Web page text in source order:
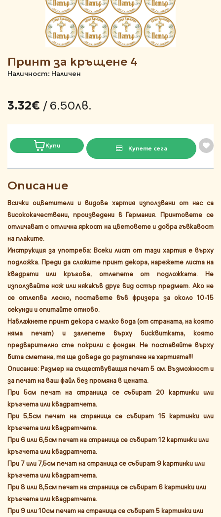
Принт за кръщене 4
Наличност: Наличен
3.32€ / 6.50лв.
Купи Купете сега
Описание
Всички оцветители и видове хартия използвани от нас са
висококачествени, произведени в Германия. Принтовете се
отличават с отлична яркост на цветовете и добра гъвкавост
на плаките.
Инструкция за употреба: Всеки лист от тази хартия е върху
подложка. Преди да сложите принт декора, нарежете листа на
квадрати или кръгове, отлепете от подложката. Не
използвайте нож или някакъв друг вид остър предмет. Ако не
се отлепва лесно, поставете във фризера за около 10-15
секунди и опитайте отново.
Навлажнете принт декора с малко вода (от страната, на която
няма печат) и залепете върху бисквитката, която
предварително сте покрили с фондан. Не поставяйте върху
бита сметана, тя ще доведе до разтапяне на хартията!!!
Описание: Размер на съществуващия печат 5 см. Възможност и
за печат на ваш файл без промяна в цената.
При 5см печат на страница се събират 20 картинки или
кръгчета или квадратчета.
При 5,5см печат на страница се събират 15 картинки или
кръгчета или квадратчета.
При 6 или 6,5см печат на страница се събират 12 картинки или
кръгчета или квадратчета.
При 7 или 7,5см печат на страница се събират 9 картинки или
кръгчета или квадратчета.
При 8 или 8,5см печат на страница се събират 6 картинки или
кръгчета или квадратчета.
При 9 или 10см печат на страница се събират 5 картинки или